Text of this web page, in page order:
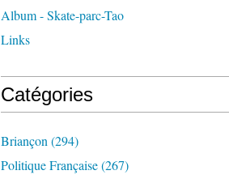
Album - Skate-parc-Tao
Links
Catégories
Briançon (294)
Politique Française(267)